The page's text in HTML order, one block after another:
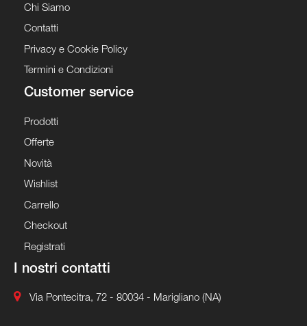
Chi Siamo
Contatti
Privacy e Cookie Policy
Termini e Condizioni
Customer service
Prodotti
Offerte
Novità
Wishlist
Carrello
Checkout
Registrati
I nostri contatti
Via Pontecitra, 72 - 80034 - Marigliano (NA)